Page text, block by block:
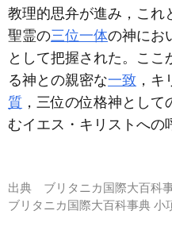
教理的思弁が進み，これ
聖霊の三位一体の神にお
として把握された。ここ
る神との親密な一致 ，
質 ，三位の位格神とし
むイエス・キリストへの
出典 ブリタニカ国際大百科
ブリタニカ国際大百科事典